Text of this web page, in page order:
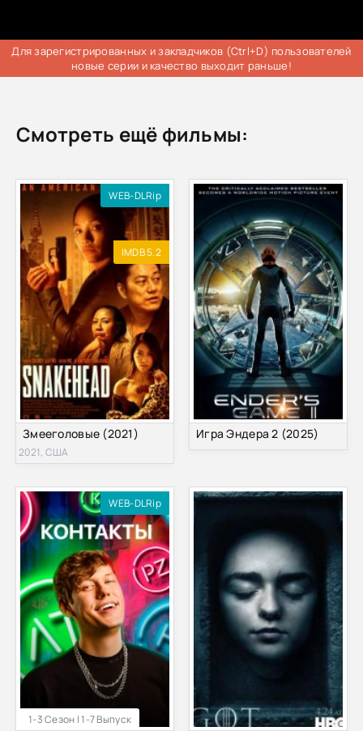
Для зарегистрированных и закладчиков (Ctrl+D) пользователей
новые серии и качество выходит раньше!
Смотреть ещё фильмы:
WEB-DLRip
IMDB 5.2
Змееголовые (2021)
2021, США
Игра Эндера 2 (2025)
1-3 Сезон | 1-7 Выпуск
WEB-DLRip